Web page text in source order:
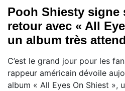
Pooh Shiesty signe
retour avec « All
un album très
C’est le grand jour pour les
rappeur américain dévoile
album « All Eyes On Shiest »,